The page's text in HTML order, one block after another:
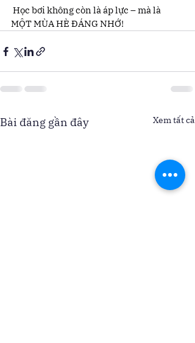
Học bơi không còn là áp lực – mà là
MỘT MÙA HÈ ĐÁNG NHỚ!
Bài đăng gần đây Xem tất cả